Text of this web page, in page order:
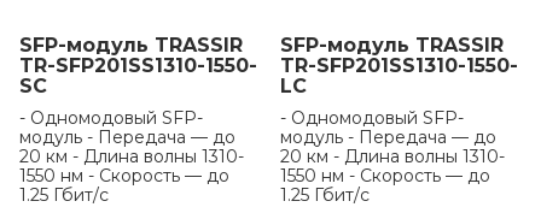
SFP-модуль TRASSIR
TR-SFP201SS1310-1550-
SC
- Одномодовый SFP-
модуль - Передача — до
20 км - Длина волны 1310-
1550 нм - Скорость — до
1.25 Гбит/с
SFP-модуль TRASSIR
TR-SFP201SS1310-1550-
LC
- Одномодовый SFP-
модуль - Передача — до
20 км - Длина волны 1310-
1550 нм - Скорость — до
1.25 Гбит/с